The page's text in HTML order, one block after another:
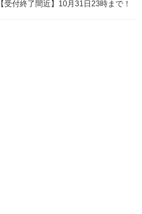
【受付終了間近】10月31日23時まで！